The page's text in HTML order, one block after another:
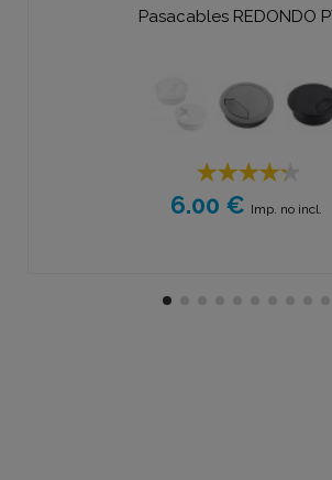
Pasacables REDONDO
6.00 € Imp. no incl.